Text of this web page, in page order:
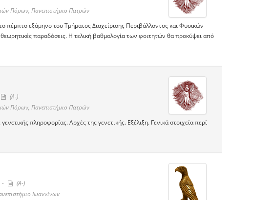
Πόρων, Πανεπιστήμιο Πατρών
πέμπτο εξάμηνο του Τμήματος Διαχείρισης Περιβάλλοντος και Φυσικών
παραδόσεις. Η τελική βαθμολογία των φοιτητών θα προκύψει από
(A-)
Πόρων, Πανεπιστήμιο Πατρών
πληροφορίας. Αρχές της γενετικής. Εξέλιξη. Γενικά στοιχεία περί
-
(A-)
Ιωαννίνων